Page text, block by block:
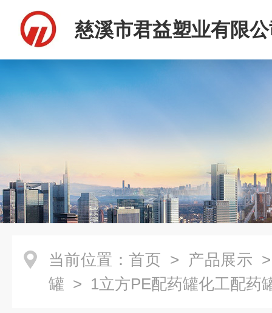
慈溪市君益塑业有限
当前位置： 首页 > 产品展示
罐 > 1立方PE配药罐化工配药